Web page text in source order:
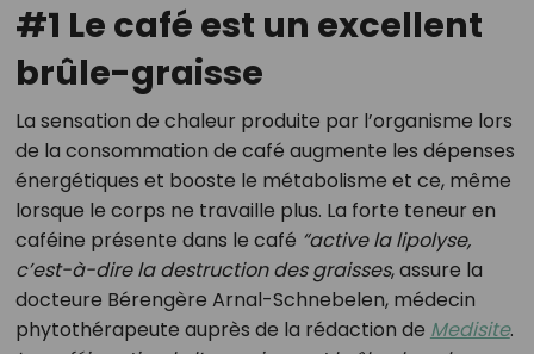
#1 Le café est un excellent
brûle-graisse
La sensation de chaleur produite par l’organisme lors
de la consommation de café augmente les dépenses
énergétiques et booste le métabolisme et ce, même
lorsque le corps ne travaille plus. La forte teneur en
caféine présente dans le café “active la lipolyse,
c’est-à-dire la destruction des graisses, assure la
docteure Bérengère Arnal-Schnebelen, médecin
phytothérapeute auprès de la rédaction de Medisite.